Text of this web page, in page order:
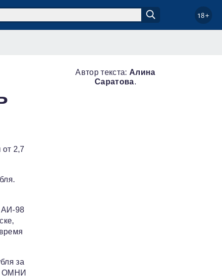
18+
2,7
за
ОМНИ
Автор текста: Алина
Саратова.